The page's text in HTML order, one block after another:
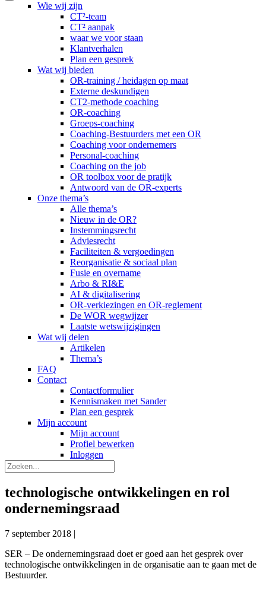
Wie wij zijn
CT²-team
CT² aanpak
waar we voor staan
Klantverhalen
Plan een gesprek
Wat wij bieden
OR-training / heidagen op maat
Externe deskundigen
CT2-methode coaching
OR-coaching
Groeps-coaching
Coaching-Bestuurders met een OR
Coaching voor ondernemers
Personal-coaching
Coaching on the job
OR toolbox voor de pratijk
Antwoord van de OR-experts
Onze thema’s
Alle thema’s
Nieuw in de OR?
Instemmingsrecht
Adviesrecht
Faciliteiten & vergoedingen
Reorganisatie & sociaal plan
Fusie en overname
Arbo & RI&E
AI & digitalisering
OR-verkiezingen en OR-reglement
De WOR wegwijzer
Laatste wetswijzigingen
Wat wij delen
Artikelen
Thema’s
FAQ
Contact
Contactformulier
Kennismaken met Sander
Plan een gesprek
Mijn account
Mijn account
Profiel bewerken
Inloggen
technologische ontwikkelingen en rol
ondernemingsraad
7 september 2018 |
SER – De ondernemingsraad doet er goed aan het gesprek over
technologische ontwikkelingen in de organisatie aan te gaan met de
Bestuurder.